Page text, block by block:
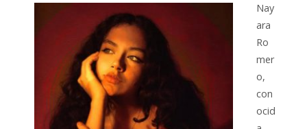
Nay
ara
Ro
mer
o,
con
ocid